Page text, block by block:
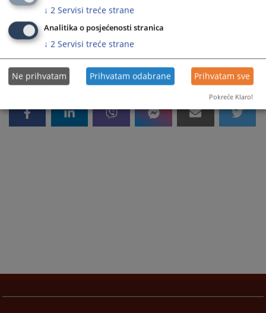
Prikazana vijest je na: Српски језик
56PREGLEDA
↓ 2 Servisi treće strane
Analitika o posjećenosti stranica
↓ 2 Servisi treće strane
Ne prihvatam Prihvatam odabrane Prihvatam sve
Pokreće Klaro!